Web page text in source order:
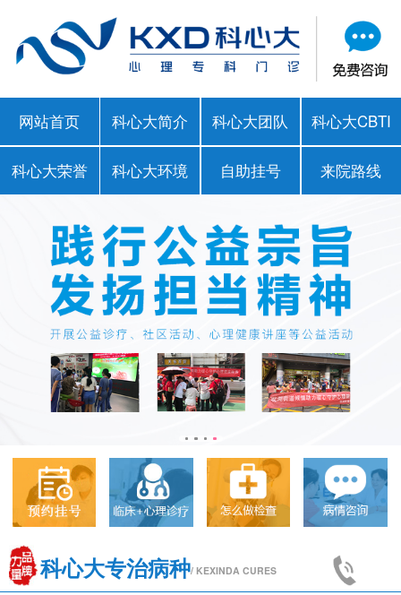
网站首页 科心大简介 科心大团队 科心大CBTI
科心大荣誉 科心大环境 自助挂号 来院路线
科心大专治病种/ KEXINDA CURES